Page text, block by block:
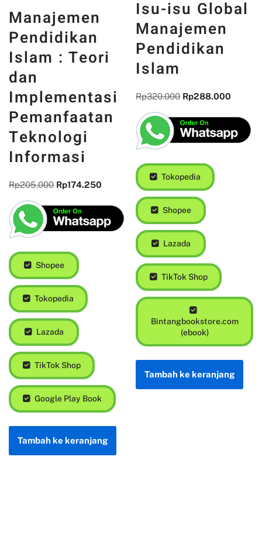
Manajemen
Pendidikan
Islam : Teori
dan
Implementasi
Pemanfaatan
Teknologi
Informasi
Rp205.000 Rp174.250
Shopee
Tokopedia
Lazada
TikTok Shop
Google Play Book
Tambah ke keranjang
Isu-isu Global
Manajemen
Pendidikan
Islam
Rp320.000 Rp288.000
Tokopedia
Shopee
Lazada
TikTok Shop
Bintangbookstore.com
(ebook)
Tambah ke keranjang